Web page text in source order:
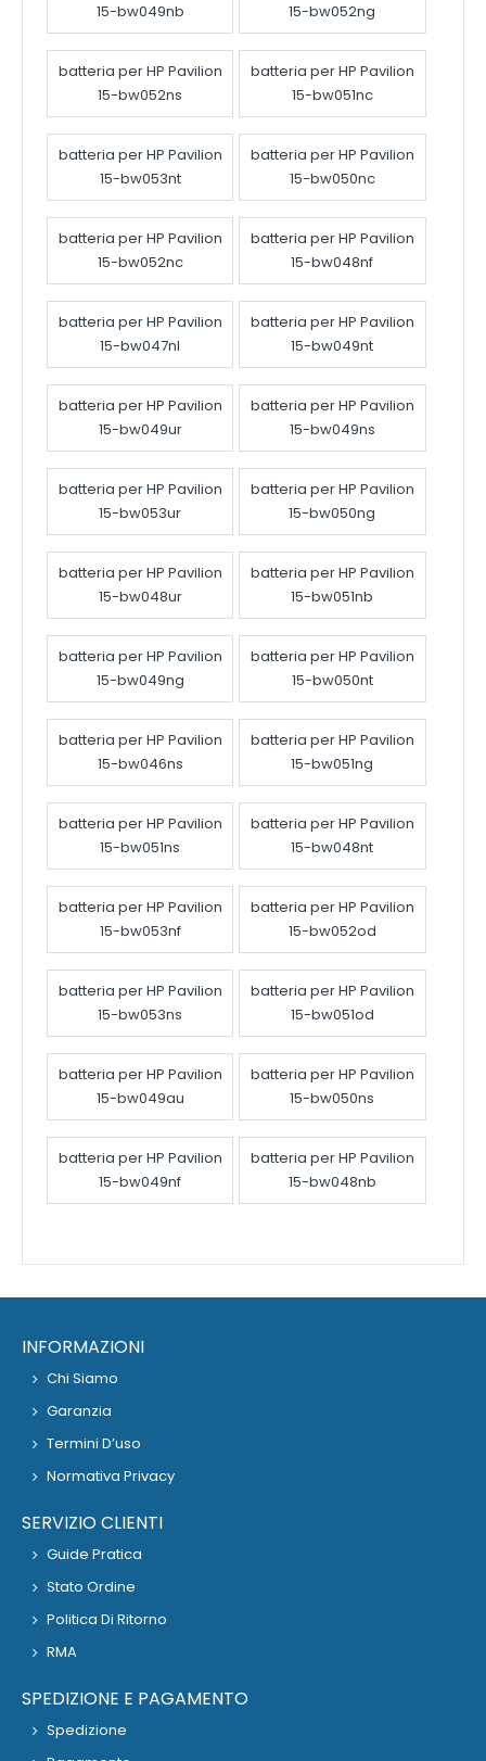
15-bw049nb
15-bw052ng
batteria per HP Pavilion
15-bw052ns
batteria per HP Pavilion
15-bw051nc
batteria per HP Pavilion
15-bw053nt
batteria per HP Pavilion
15-bw050nc
batteria per HP Pavilion
15-bw052nc
batteria per HP Pavilion
15-bw048nf
batteria per HP Pavilion
15-bw047nl
batteria per HP Pavilion
15-bw049nt
batteria per HP Pavilion
15-bw049ur
batteria per HP Pavilion
15-bw049ns
batteria per HP Pavilion
15-bw053ur
batteria per HP Pavilion
15-bw050ng
batteria per HP Pavilion
15-bw048ur
batteria per HP Pavilion
15-bw051nb
batteria per HP Pavilion
15-bw049ng
batteria per HP Pavilion
15-bw050nt
batteria per HP Pavilion
15-bw046ns
batteria per HP Pavilion
15-bw051ng
batteria per HP Pavilion
15-bw051ns
batteria per HP Pavilion
15-bw048nt
batteria per HP Pavilion
15-bw053nf
batteria per HP Pavilion
15-bw052od
batteria per HP Pavilion
15-bw053ns
batteria per HP Pavilion
15-bw051od
batteria per HP Pavilion
15-bw049au
batteria per HP Pavilion
15-bw050ns
batteria per HP Pavilion
15-bw049nf
batteria per HP Pavilion
15-bw048nb
INFORMAZIONI
Chi Siamo
Garanzia
Termini D’uso
Normativa Privacy
SERVIZIO CLIENTI
Guide Pratica
Stato Ordine
Politica Di Ritorno
RMA
SPEDIZIONE E PAGAMENTO
Spedizione